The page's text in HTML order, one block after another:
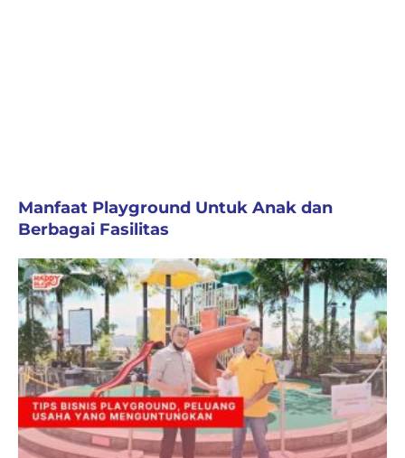
Manfaat Playground Untuk Anak dan
Berbagai Fasilitas